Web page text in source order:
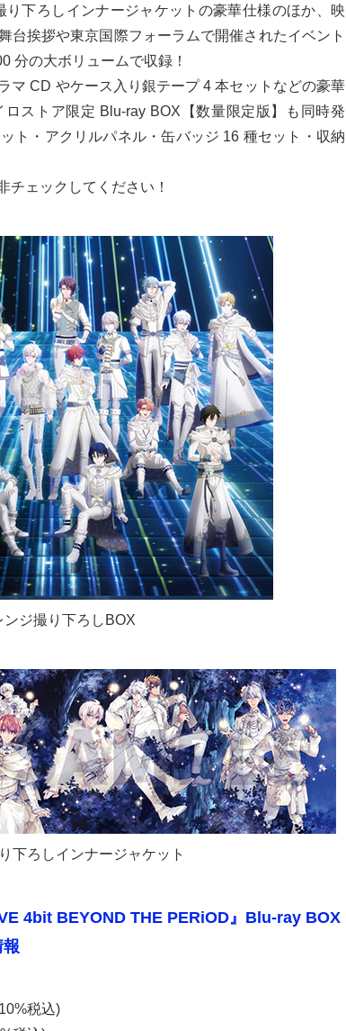
下ろしインナージャケットの豪華仕様のほか、映
台挨拶や東京国際フォーラムで開催されたイベント
分の大ボリュームで収録！
マ CD やケース入り銀テープ 4 本セットなどの豪華
ストア限定 Blu-ray BOX【数量限定版】も同時発
ト・アクリルパネル・缶バッジ 16 種セット・収納
チェックしてください！
ジ撮り下ろしBOX
下ろしインナージャケット
4bit BEYOND THE PERiOD』Blu-ray BOX
税込)